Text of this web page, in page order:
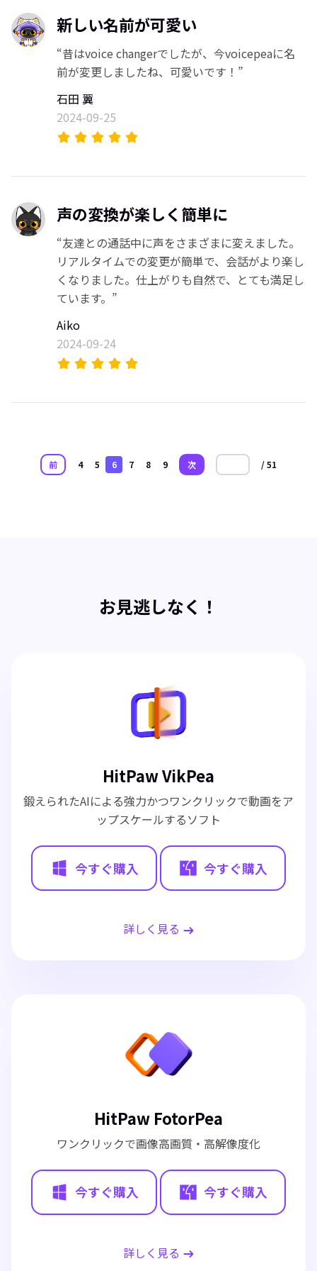
新しい名前が可愛い
“昔はvoice changerでしたが、今voicepeaに名
前が変更しましたね、可愛いです！”
石田 翼
2024-09-25
声の変換が楽しく簡単に
“友達との通話中に声をさまざまに変えました。
リアルタイムでの変更が簡単で、会話がより楽し
くなりました。仕上がりも自然で、とても満足し
ています。”
Aiko
2024-09-24
前 4 5 6 7 8 9 次 / 51
お見逃しなく！
HitPaw VikPea
鍛えられたAIによる強力かつワンクリックで動画をア
ップスケールするソフト
今すぐ購入 今すぐ購入
詳しく見る
HitPaw FotorPea
ワンクリックで画像高画質・高解像度化
今すぐ購入 今すぐ購入
詳しく見る